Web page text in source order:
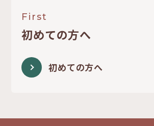
First
初めての方へ
初めての方へ